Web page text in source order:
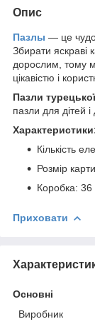
Опис
Пазлы — це
Збирати яскраві
дорослим, тому
цікавістю і
Пазли
пазли для дітей і
Кількість
Розмір
Коробка:
Приховати
Основні
Виробник